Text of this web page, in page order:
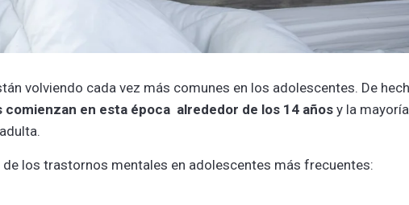
volviendo cada vez más comunes en los adolescentes. De
en esta época alrededor de los 14 años y la
los trastornos mentales en adolescentes más frecuentes: